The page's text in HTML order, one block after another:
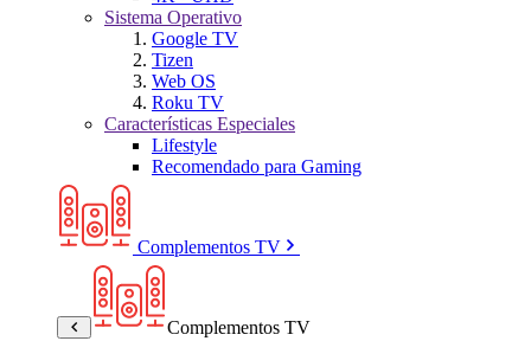
Sistema Operativo
Google TV
Tizen
Web OS
Roku TV
Características Especiales
Lifestyle
Recomendado para Gaming
Complementos TV
Complementos TV